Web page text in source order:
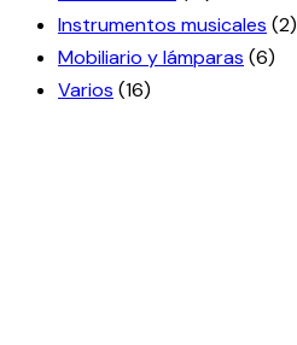
Instrumentos musicales (2)
Mobiliario y lámparas (6)
Varios (16)